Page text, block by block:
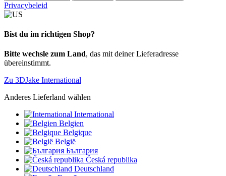
Privacybeleid
Bist du im richtigen Shop?
Bitte wechsle zum Land, das mit deiner Lieferadresse
übereinstimmt.
Zu 3DJake International
Anderes Lieferland wählen
International
Belgien
Belgique
België
България
Česká republika
Deutschland